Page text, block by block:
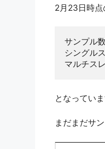
2月23日時
サンプル
シングル
マルチス
となっていま
まだまだサ